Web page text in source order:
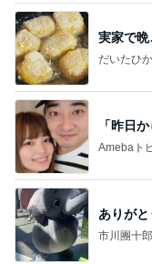
実家で晩
だいたひ
「昨日
Amebaト
ありが
市川團十